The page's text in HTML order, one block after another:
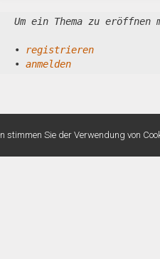
Um ein Thema zu
• registrieren
• anmelden
stimmen Sie der Verwendung von